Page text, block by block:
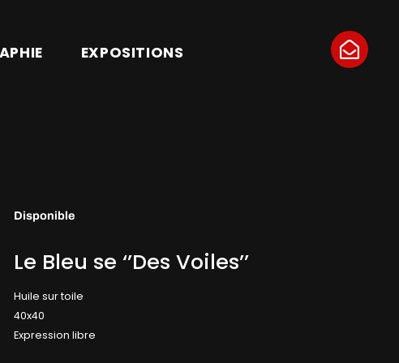
EXPOSITIONS
Disponible
Le Bleu se ‘’Des Voiles’’
Huile sur toile
40x40
Expression libre